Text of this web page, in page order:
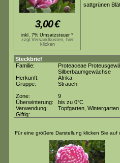
3,00€
inkl. 7% Umsatzsteuer *
zzgl.Versandkosten, hier
klicken
sattgrünen
Steckbrief
Familie:
Proteaceae
Silberbaumgewächse
Herkunft:
Afrika
Gruppe:
Strauch
Zone:
9
Überwinterung:
bis zu 0°C
Verwendung:
Topfgarten, Wintergarten
Giftig:
Für eine größere Darstellung klicken Sie auf